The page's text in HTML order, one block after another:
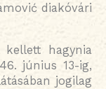
diakóvári
hagynia
június 13-ig,
jogilag